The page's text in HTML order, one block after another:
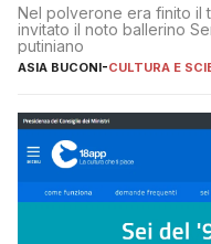
Nel polverone era finito il
invitato il noto ballerino
putiniano
ASIA BUCONI-CULTURA E